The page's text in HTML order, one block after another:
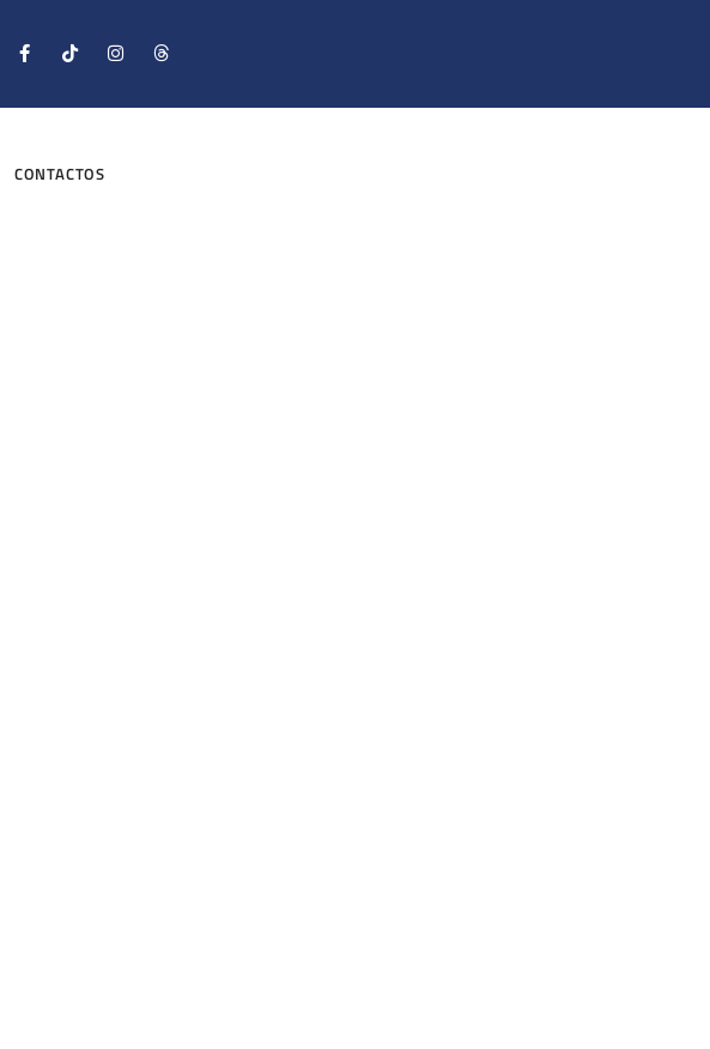
CONTACTOS